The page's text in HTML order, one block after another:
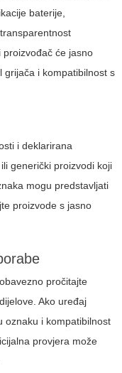
baterije,
će jasno
grijača i kompatibilnost s
i deklarirana
generički proizvodi koji
mogu predstavljati
proizvode s jasno
pročitajte
Ako uređaj
oznaku i kompatibilnost
provjera može